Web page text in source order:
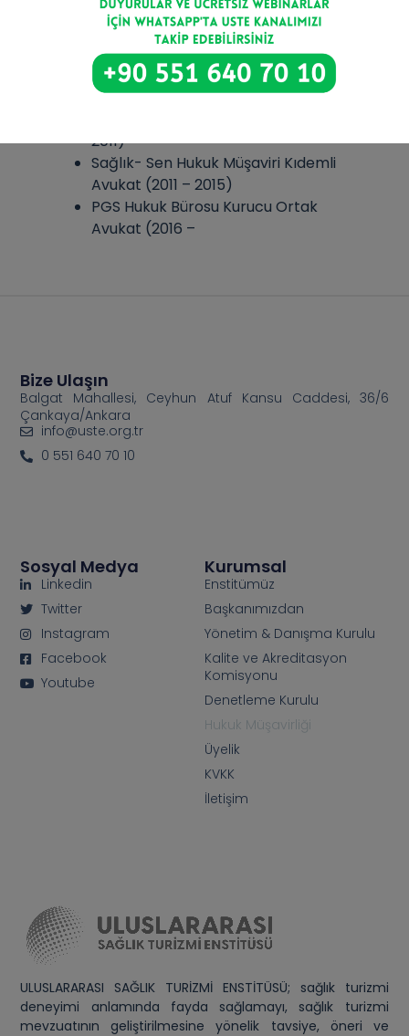
Lisans, Dokuz Eylül Üniversitesi Hukuk
Fakültesi (2008)
MESLEKİ DENEYİM
2011)
Sağlık- Sen Hukuk Müşaviri Kıdemli
Avukat (2011 – 2015)
PGS Hukuk Bürosu Kurucu Ortak
Avukat (2016 –
ULUSLARARASI SAĞLIK TURİZMİ ENSTİTÜSÜ; sağlık turizmi
deneyimi anlamında fayda sağlamayı, sağlık turizmi
mevzuatının geliştirilmesine yönelik tavsiye, öneri ve
Kurumsal
Enstitümüz
Başkanımızdan
Yönetim & Danışma Kurulu
Kalite ve Akreditasyon
Komisyonu
Denetleme Kurulu
Hukuk Müşavirliği
Üyelik
KVKK
İletişim
Sosyal Medya
Linkedin
Twitter
Instagram
Facebook
Youtube
Bize Ulaşın
Balgat Mahallesi, Ceyhun Atuf Kansu Caddesi, 36/6
Çankaya/Ankara
info@uste.org.tr
0 551 640 70 10